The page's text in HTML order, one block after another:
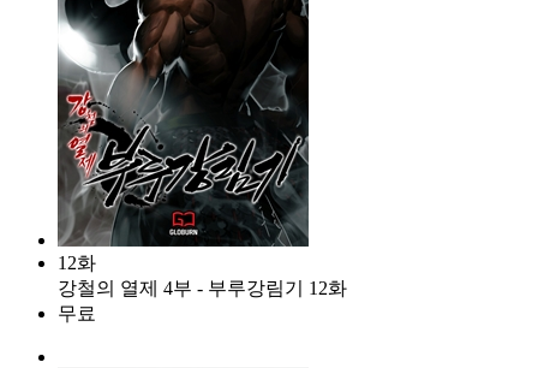
12화
강철의 열제 4부 - 부루강림기 12화
무료